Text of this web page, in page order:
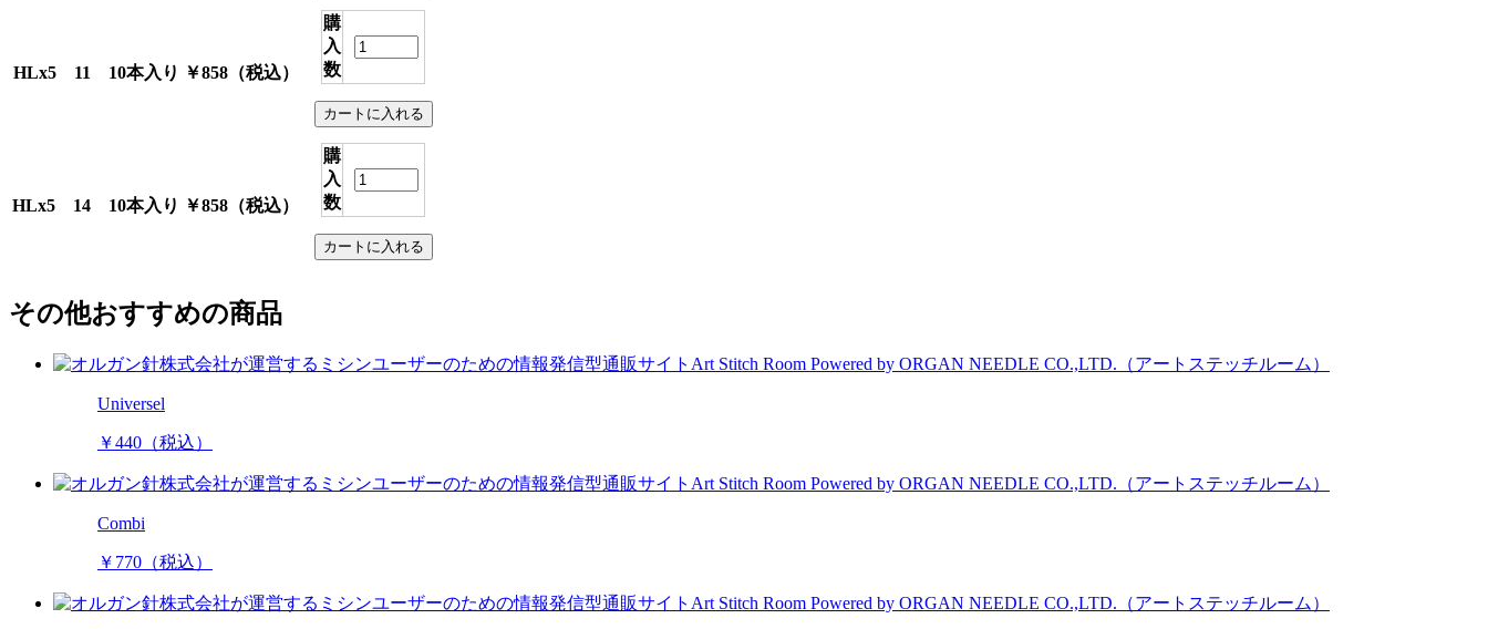
HLx5 11 10本入り ￥858（税込）
購
入
数
HLx5 14 10本入り ￥858 （税込）
購
入
数
その他おすすめの商品
Universel
￥440 （税込）
Combi
￥770 （税込）